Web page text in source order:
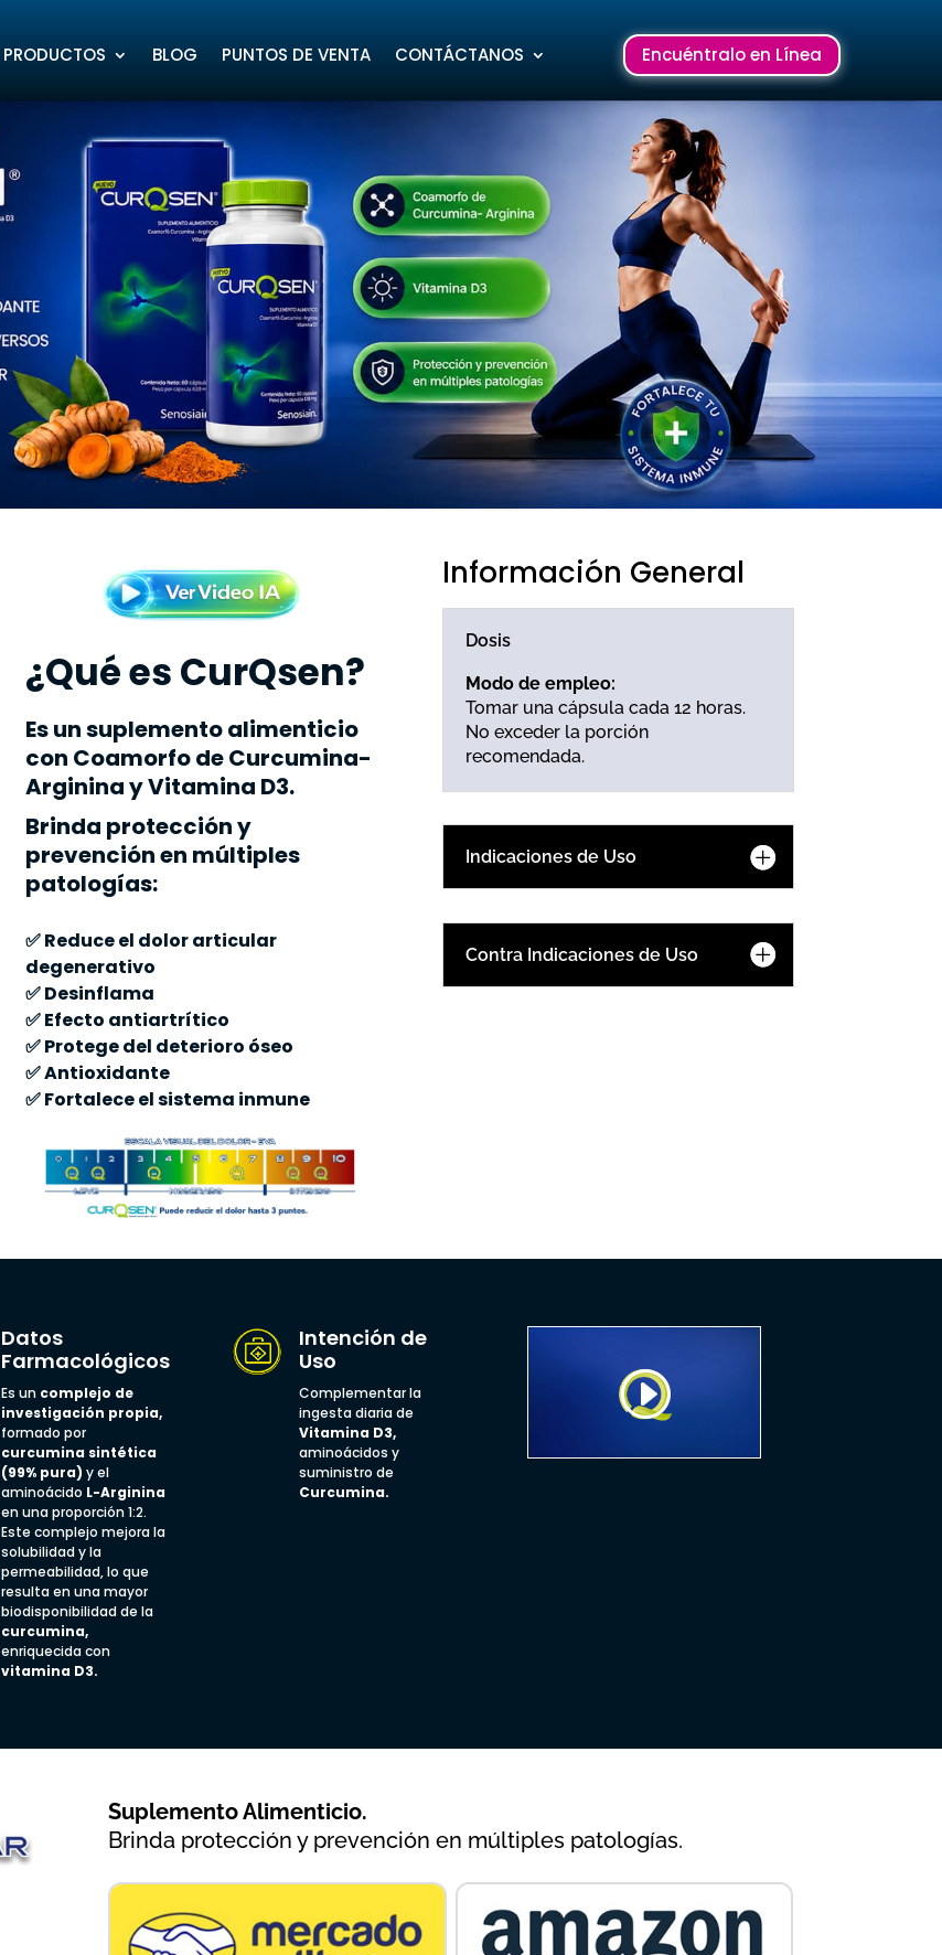
PRODUCTOS BLOG PUNTOS DE VENTA CONTÁCTANOS Encuéntralo en Línea
¿Qué es CurQsen?
Es unsuplemento alimenticio
con Coamorfo deCurcumina-
ArgininayVitamina D3.
Brinda protección y
prevención en múltiples
patologías:
✅ Reduce el dolor articular
degenerativo
✅ Desinflama
✅ Efecto antiartrítico
✅ Protege del deterioro óseo
✅ Antioxidante
✅ Fortalece el sistema inmune
Información General
Dosis
Modo de empleo:
Tomar una cápsula cada 12 horas.
No exceder la porción
recomendada.
Indicaciones de Uso
Contra Indicaciones de Uso
Datos
Farmacológicos
Es un complejo de
investigación propia,
formado por
curcumina sintética
(99% pura) y el
aminoácido L-Arginina
en una proporción 1:2.
Este complejo mejora la
solubilidad y la
permeabilidad, lo que
resulta en una mayor
biodisponibilidad de la
curcumina,
enriquecida con
vitamina D3.
Intención de
Uso
Complementar la
ingesta diaria de
Vitamina D3,
aminoácidos y
suministro de
Curcumina.
Suplemento Alimenticio.
Brinda protección y prevención en múltiples patologías.